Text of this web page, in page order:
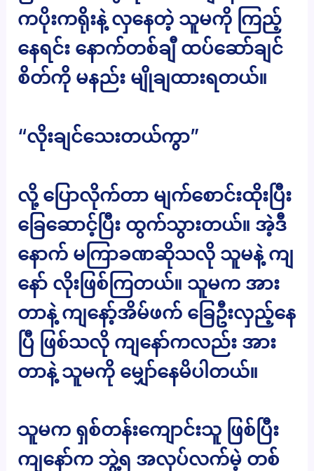
ကပိုးကရိုးနဲ့ လှနေတဲ့ သူမကို ကြည့်
နေရင်း နောက်တစ်ချီ ထပ်ဆော်ချင်
စိတ်ကို မနည်း မျိုချထားရတယ်။
“လိုးချင်သေးတယ်ကွာ”
လို့ ပြောလိုက်တာ မျက်စောင်းထိုးပြီး
ခြေဆောင့်ပြီး ထွက်သွားတယ်။ အဲ့ဒီ
နောက် မကြာခဏဆိုသလို သူမနဲ့ ကျ
နော် လိုးဖြစ်ကြတယ်။ သူမက အား
တာနဲ့ ကျနော့်အိမ်ဖက် ခြေဦးလှည့်နေ
ပြီ ဖြစ်သလို ကျနော်ကလည်း အား
တာနဲ့ သူမကို မျှော်နေမိပါတယ်။
သူမက ရှစ်တန်းကျောင်းသူ ဖြစ်ပြီး
ကျနော်က ဘွဲ့ရ အလုပ်လက်မဲ့ တစ်